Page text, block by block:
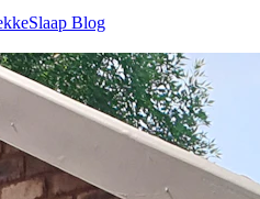
Blog